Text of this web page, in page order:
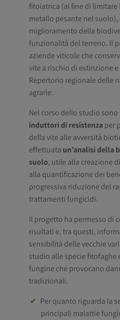
fitoiatrica (al fine di limitare
metallo pesante nel suolo),
miglioramento della
funzionalità del terreno. Il
aziende viticole che
vite a rischio di estinzione
Repertorio regionale delle
agrarie.
Nel corso dello studio
induttori di resistenzaper
della vite alle avversità
effettuata un’analisi della
suolo, utile alla creazione
alla quantificazione dei
progressiva riduzione del
trattamenti fungicidi.
Il progetto ha permesso di
risultati e, tra questi,
sensibilità delle vecchie
studio alle specie fitofaghe
fungine che provocano
tradizionali.
Per quanto riguarda la
principali malattie